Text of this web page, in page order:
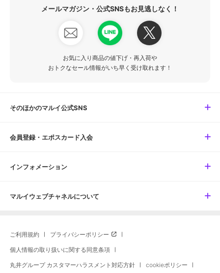
メールマガジン・公式SNSもお見逃しなく！
お気に入り商品の値下げ・再入荷や
おトクなセール情報がいち早く受け取れます！
そのほかのマルイ公式SNS
会員登録・エポスカード入会
インフォメーション
マルイウェブチャネルについて
ご利用規約 プライバシーポリシー
個人情報の取り扱いに関する同意条項
丸井グループ カスタマーハラスメント対応方針 cookieポリシー